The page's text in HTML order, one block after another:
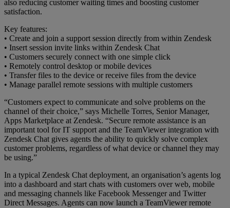
also reducing customer waiting times and boosting customer
satisfaction.
Key features:
• Create and join a support session directly from within Zendesk
• Insert session invite links within Zendesk Chat
• Customers securely connect with one simple click
• Remotely control desktop or mobile devices
• Transfer files to the device or receive files from the device
• Manage parallel remote sessions with multiple customers
“Customers expect to communicate and solve problems on the
channel of their choice,” says Michelle Torres, Senior Manager,
Apps Marketplace at Zendesk. “Secure remote assistance is an
important tool for IT support and the TeamViewer integration with
Zendesk Chat gives agents the ability to quickly solve complex
customer problems, regardless of what device or channel they may
be using.”
In a typical Zendesk Chat deployment, an organisation’s agents log
into a dashboard and start chats with customers over web, mobile
and messaging channels like Facebook Messenger and Twitter
Direct Messages. Agents can now launch a TeamViewer remote